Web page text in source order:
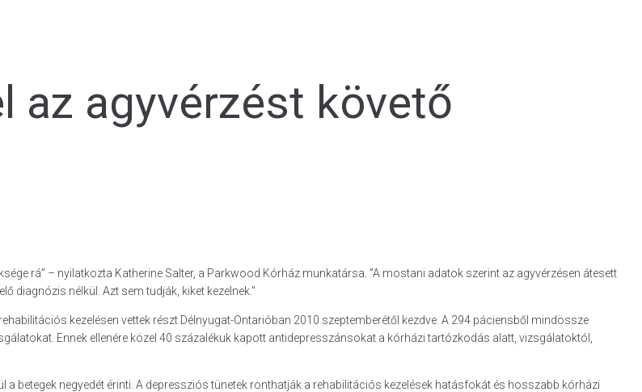
az agyvérzést követő
rá” – nyilatkozta Katherine Salter, a Parkwood Kórház munkatársa. ”A mostani adatok szerint az agyvérzésen átesett
diagnózis nélkül. Azt sem tudják, kiket kezelnek.”
kezelésen vettek részt Délnyugat-Ontarióban 2010 szeptemberétől kezdve. A 294 páciensből mindössze
Ennek ellenére közel 40 százalékuk kapott antidepresszánsokat a kórházi tartózkodás alatt, vizsgálatoktól,
betegek negyedét érinti. A depressziós tünetek ronthatják a rehabilitációs kezelések hatásfokát és hosszabb kórházi